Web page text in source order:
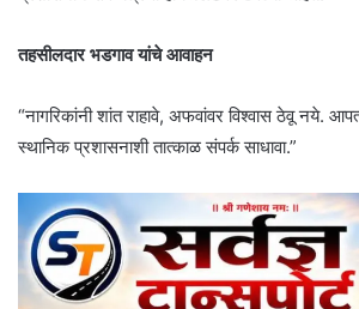
तहसीलदार भडगाव यांचे आवाहन
“नागरिकांनी शांत राहावे, अफवांवर विश्वास ठेवू नये.
स्थानिक प्रशासनाशी तात्काळ संपर्क साधावा.”